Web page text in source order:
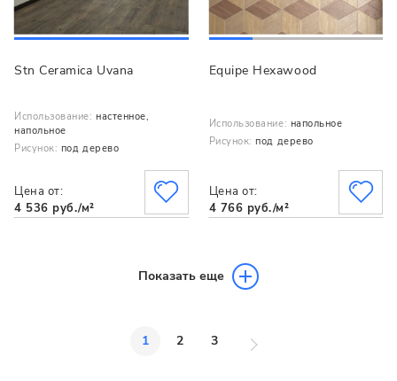
Stn Ceramica Uvana
Использование: настенное,
напольное
Рисунок: под дерево
Цена от:
4 536 руб./м²
Equipe Hexawood
Использование: напольное
Рисунок: под дерево
Цена от:
4 766 руб./м²
Показать еще
1 2 3